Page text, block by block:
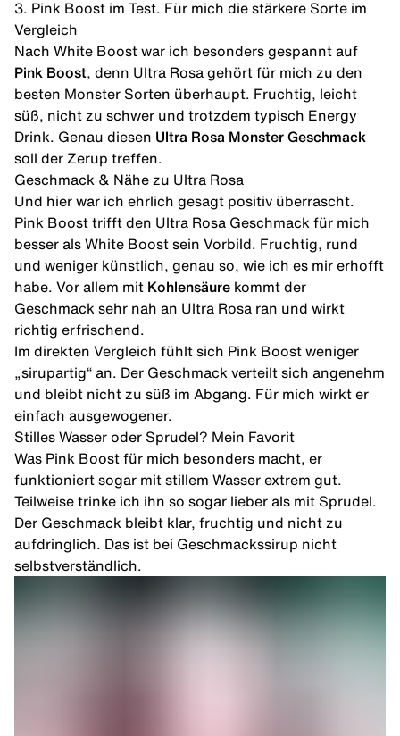
3. Pink Boost im Test. Für mich die stärkere Sorte im
Vergleich
Nach White Boost war ich besonders gespannt auf
Pink Boost , denn Ultra Rosa gehört für mich zu den
besten Monster Sorten überhaupt. Fruchtig, leicht
süß, nicht zu schwer und trotzdem typisch Energy
Drink. Genau diesen Ultra Rosa Monster Geschmack
soll der Zerup treffen.
Geschmack & Nähe zu Ultra Rosa
Und hier war ich ehrlich gesagt positiv überrascht.
Pink Boost trifft den Ultra Rosa Geschmack für mich
besser als White Boost sein Vorbild. Fruchtig, rund
und weniger künstlich, genau so, wie ich es mir erhofft
habe. Vor allem mit Kohlensäure kommt der
Geschmack sehr nah an Ultra Rosa ran und wirkt
richtig erfrischend.
Im direkten Vergleich fühlt sich Pink Boost weniger
„sirupartig“ an. Der Geschmack verteilt sich angenehm
und bleibt nicht zu süß im Abgang. Für mich wirkt er
einfach ausgewogener.
Stilles Wasser oder Sprudel? Mein Favorit
Was Pink Boost für mich besonders macht, er
funktioniert sogar mit stillem Wasser extrem gut.
Teilweise trinke ich ihn so sogar lieber als mit Sprudel.
Der Geschmack bleibt klar, fruchtig und nicht zu
aufdringlich. Das ist bei Geschmackssirup nicht
selbstverständlich.